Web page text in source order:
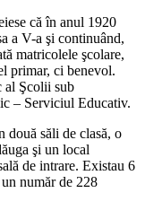
că în anul 1920
a V-a şi continuând,
matricolele şcolare,
primar, ci benevol.
al Şcolii sub
– Serviciul Educativ.
două săli de clasă, o
şi un local
de intrare. Existau 6
număr de 228